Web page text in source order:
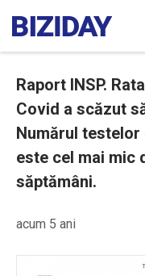
Raport INSP.
Covid a scăzut
Numărul
este cel mai mic
săptămâni.
acum 5 ani